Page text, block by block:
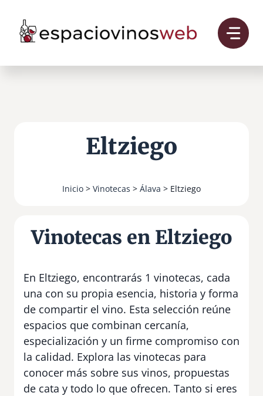
contenido
Eltziego
Inicio > Vinotecas > Álava > Eltziego
Vinotecas en Eltziego
En Eltziego, encontrarás 1 vinotecas, cada
una con su propia esencia, historia y forma
de compartir el vino. Esta selección reúne
espacios que combinan cercanía,
especialización y un firme compromiso con
la calidad. Explora las vinotecas para
conocer más sobre sus vinos, propuestas
de cata y todo lo que ofrecen. Tanto si eres